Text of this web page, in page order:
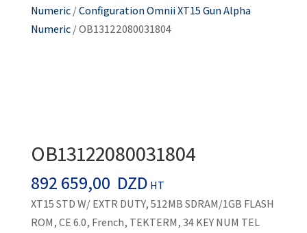
Numeric/Configuration Omnii XT15 Gun Alpha
Numeric/ OB13122080031804
OB13122080031804
892 659,00 DZD HT
XT15 STD W/ EXTR DUTY, 512MB SDRAM/1GB FLASH
ROM, CE 6.0, French, TEKTERM, 34 KEY NUM TEL